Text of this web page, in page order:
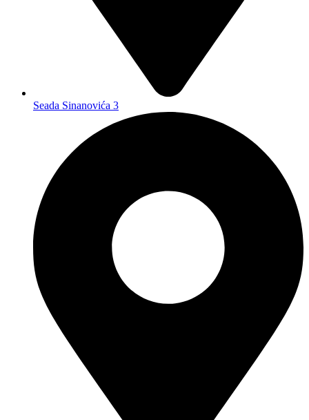
Seada Sinanovića 3